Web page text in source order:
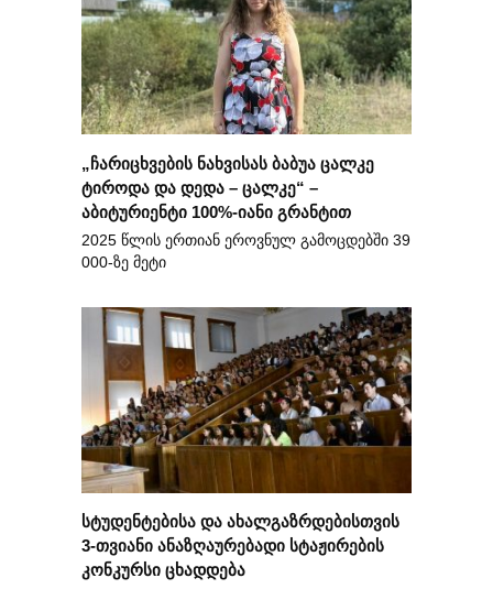
„ჩარიცხვების ნახვისას ბაბუა ცალკე
ტიროდა და დედა – ცალკე“ –
აბიტურიენტი 100%-იანი გრანტით
2025 წლის ერთიან ეროვნულ გამოცდებში 39
000-ზე მეტი
სტუდენტებისა და ახალგაზრდებისთვის
3-თვიანი ანაზღაურებადი სტაჟირების
კონკურსი ცხადდება